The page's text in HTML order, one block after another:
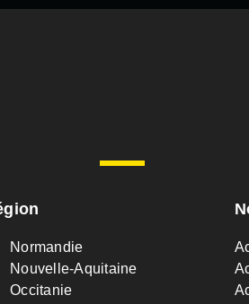
Normandie
Nouvelle-Aquitaine
Occitanie